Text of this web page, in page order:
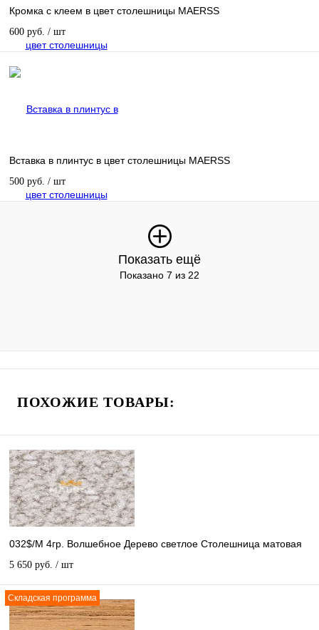
Кромка с клеем в цвет столешницы MAERSS
600 руб. / шт
Вставка в плинтус в цвет столешницы MAERSS
500 руб. / шт
Показать ещё
Показано 7 из 22
ПОХОЖИЕ ТОВАРЫ:
032$/M 4гр. Волшебное Дерево светлое Столешница матовая
5 650 руб. / шт
Складская программа